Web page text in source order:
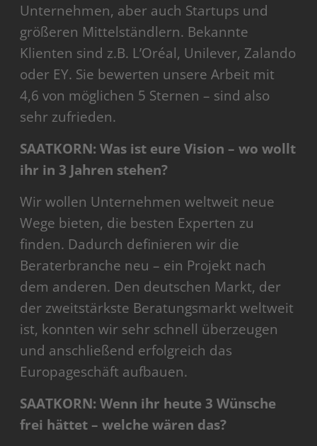
Unternehmen, aber auch Startups und
größeren Mittelständlern. Bekannte
Klienten sind z.B. L’Oréal, Unilever, Zalando
oder EY. Sie bewerten unsere Arbeit mit
4,6 von möglichen 5 Sternen – sind also
sehr zufrieden.
SAATKORN: Was ist eure Vision – wo wollt
ihr in 3 Jahren stehen?
Wir wollen Unternehmen weltweit neue
Wege bieten, die besten Experten zu
finden. Dadurch definieren wir die
Beraterbranche neu – ein Projekt nach
dem anderen. Den deutschen Markt, der
der zweitstärkste Beratungsmarkt weltweit
ist, konnten wir sehr schnell überzeugen
und anschließend erfolgreich das
Europageschäft aufbauen.
SAATKORN: Wenn ihr heute 3 Wünsche
frei hättet – welche wären das?